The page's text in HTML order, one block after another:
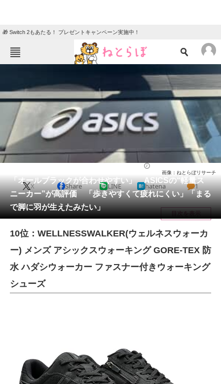
🎁 Switch 2もあたる！ プレゼントキャンペーン実施中！
エンタメ クイズ
グルメ 地域
住まい
動物 リサーチ
会員記事
メディア
注目記事を集めた総合ページ
スマホと通信の最新トレンド
進化するPCとデバイスの未来
企業ITのトレンドを詳説
「オールブラックが合わせやすい」 ASICSの“軽量ス
ニーカー”が高評価 「歩きやすくて疲れにくい」「まる
で脚に羽が生えたみたい」
画像：ねとらぼリサーチ
X Share LINE hatena 1
目次を表示
10位：WELLNESSWALKER(ウェルネスウォーカ
ー) メンズ アシックスウォーキング GORE-TEX 防
水 ハダシウォーカー ファスナー付きウォーキング
シューズ